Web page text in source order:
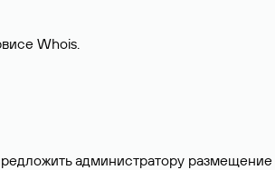
Whois.
администратору